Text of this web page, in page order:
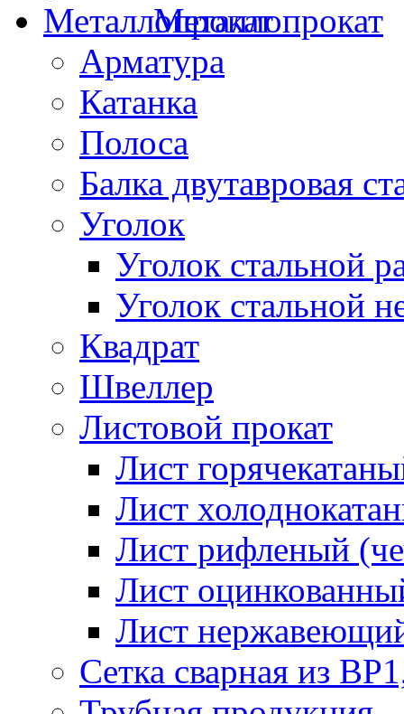
Металлопрокат
Арматура
Катанка
Полоса
Балка двутавровая
Уголок
Уголок стальной
Уголок стальной
Квадрат
Швеллер
Листовой прокат
Лист
Лист
Лист рифленый
Лист
Лист
Сетка сварная из